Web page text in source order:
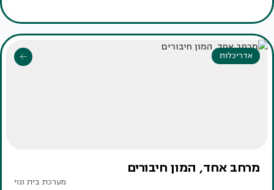
אדריכלות
מרחב אחד, המון חיבורים
מערכת בית ונוי